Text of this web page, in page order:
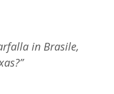
in Brasile,